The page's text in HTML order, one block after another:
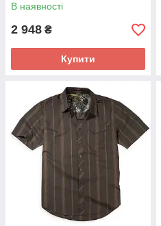
В наявності
2 948 ₴
Купити